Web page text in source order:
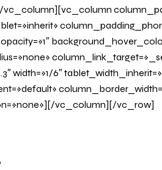
width=»1/6″
vc_column][/vc_row]